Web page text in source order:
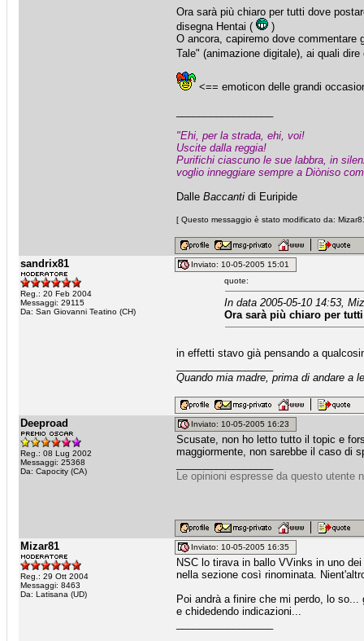
Ora sarà più chiaro per tutti dove
disegna Hentai (
)
O ancora, capiremo dove
Tale" (animazione digitale), ai quali
<== emoticon delle grandi
"Ehi, per la strada, ehi, voi!
Uscite dalla reggia!
Purifichi ciascuno le sue labbra, in
voglio inneggiare sempre a Diòniso
Dalle Baccanti di Euripide
[ Questo messaggio è stato modificato da:
sandrix81
Reg.: 20 Feb 2004
Messaggi: 29115
Da: San Giovanni Teatino (CH)
Inviato: 10-05-2005 15:01
quote:
In data 2005-05-10 14:53,
Ora sarà più chiaro per
in effetti stavo già pensando a
Quando mia madre, prima di andare a
Deeproad
Reg.: 08 Lug 2002
Messaggi: 25368
Da: Capocity (CA)
Inviato: 10-05-2005 16:23
Scusate, non ho letto tutto il topic e
maggiormente, non sarebbe il caso di
Le opinioni espresse da questo utente
Mizar81
Reg.: 29 Ott 2004
Messaggi: 8463
Da: Latisana (UD)
Inviato: 10-05-2005 16:35
NSC lo tirava in ballo VVinks in uno
nella sezione così rinominata.
Poi andrà a finire che mi perdo, lo
e chidedendo indicazioni...